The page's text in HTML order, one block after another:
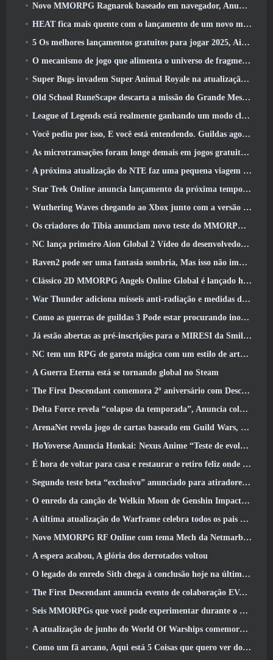
Novo MMORPG Ragnarok baseado em navegador, Anunciado o Universo Ragnarok
HEAT fica mais quente com o lançamento de um novo mapa do deserto
5 Os melhores lançamentos gratuitos para jogar 2025, Ainda vale a pena jogar 2026?
O mecanismo de jogo que alimenta o universo de fragmentos únicos do Eve Online agora é de código aberto
Super Bugs invadem Super Animal Royale na atualização ‘Super Natural’
Old School RuneScape descarta a missão do Grande Mestre ‘The Blood Moon Rises’, Encerrando uma missão de 20 anos
League of Legends está realmente ganhando um modo clássico
Você pediu por isso, E você está entendendo. Guildas agora estão disponíveis em Eterspire
As microtransações foram longe demais em jogos gratuitos?
A próxima atualização do NTE faz uma pequena viagem paralela a um jogo de mesa de fantasia
Star Trek Online anuncia lançamento da próxima temporada “Undiscovered”
Wuthering Waves chegando ao Xbox junto com a versão 3.5 Atualizar
Os criadores do Tibia anunciam novo teste do MMORPG de zumbis da velha escola, Persistir on-line
NC lança primeiro Aion Global 2 Vídeo do desenvolvedor, Compartilhando detalhes sobre o jogo
Raven2 pode ser uma fantasia sombria, Mas isso não impede a diversão do verão
Clássico 2D MMORPG Angels Online Global é lançado hoje
War Thunder adiciona mísseis anti-radiação e medidas de suporte eletrônico na atualização da cavalaria pesada
Como as guerras de guildas 3 Pode estar procurando inovar no espaço MMO
Já estão abertas as pré-inscrições para o MIRESI da Smilegate: Futuro Invisível
NC tem um RPG de garota mágica com um estilo de arte inspirado em anime dos anos 90 em desenvolvimento
A Guerra Eterna está se tornando global no Steam
The First Descendant comemora 2º aniversário com Descendant Fest 2026 Fluxo
Delta Force revela “colapso da temporada”, Anuncia colaboração Rainbow Six Siege
ArenaNet revela jogo de cartas baseado em Guild Wars, Enevoado
HoYoverse Anuncia Honkai: Nexus Anime “Teste de evolução”
É hora de voltar para casa e restaurar o retiro feliz onde os ventos se encontram
Segundo teste beta “exclusivo” anunciado para atiradores de sobrevivência em equipe
O enredo da canção de Welkin Moon de Genshin Impact chega ao fim.. Na lua
A última atualização do Warframe celebra todos os pais do espaço
Novo MMORPG RF Online com tema Mech da Netmarble será lançado globalmente
A espera acabou, A glória dos derrotados voltou
O legado do enredo Sith chega à conclusão hoje na última atualização do SWTOR
The First Descendant anuncia evento de colaboração EVANGELION
Seis MMORPGs que você pode experimentar durante o Steam Next Fest
A atualização de junho do World Of Warships comemora o Dia da Independência dos EUA com uma nova campanha narrativa
Como um fã arcano, Aqui está 5 Coisas que quero ver do MMO Riot